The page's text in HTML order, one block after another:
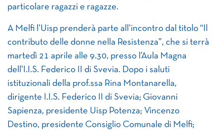
particolare ragazzi e ragazze.
A Melfi l’Uisp prenderà parte all’incontro dal titolo “Il
contributo delle donne nella Resistenza”, che si terrà
martedì 21 aprile alle 9.30, presso l’Aula Magna
dell’I.I.S. Federico II di Svevia. Dopo i saluti
istituzionali della prof.ssa Rina Montanarella,
dirigente I.I.S. Federico II di Svevia; Giovanni
Sapienza, presidente Uisp Potenza; Vincenzo
Destino, presidente Consiglio Comunale di Melfi;